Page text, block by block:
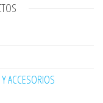
ACCESORIOS